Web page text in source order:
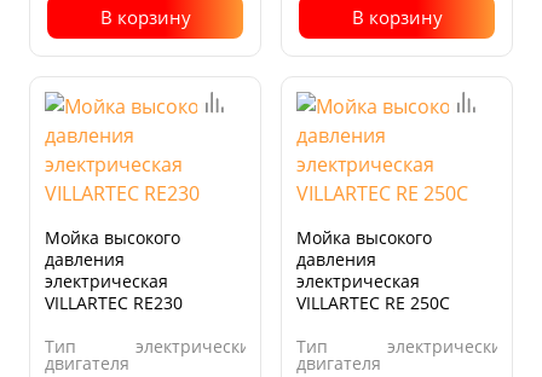
В корзину В корзину
Мойка высокого
давления
электрическая
VILLARTEC RE230
Тип
двигателя
электрический
Мойка высокого
давления
электрическая
VILLARTEC RE 250C
Тип
двигателя
электрический